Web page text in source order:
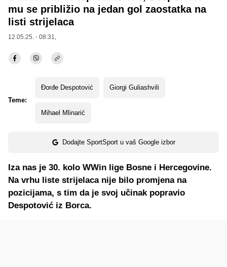
mu se približio na jedan gol zaostatka na
listi strijelaca
12.05.25. - 08:31,
Teme:
Đorđe Despotović Giorgi Guliashvili
Mihael Mlinarić
Dodajte SportSport u vaš Google izbor
Iza nas je 30. kolo WWin lige Bosne i Hercegovine.
Na vrhu liste strijelaca nije bilo promjena na
pozicijama, s tim da je svoj učinak popravio
Despotović iz Borca.